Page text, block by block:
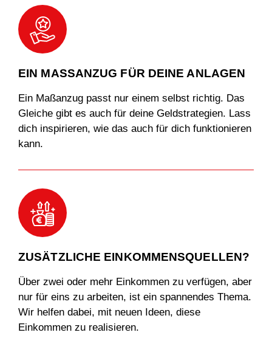
EIN MASSANZUG FÜR DEINE ANLAGEN
Ein Maßanzug passt nur einem selbst richtig. Das
Gleiche gibt es auch für deine Geldstrategien. Lass
dich inspirieren, wie das auch für dich funktionieren
kann.
ZUSÄTZLICHE EINKOMMENSQUELLEN?
Über zwei oder mehr Einkommen zu verfügen, aber
nur für eins zu arbeiten, ist ein spannendes Thema.
Wir helfen dabei, mit neuen Ideen, diese
Einkommen zu realisieren.